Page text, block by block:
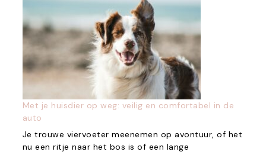
Met je huisdier op weg: veilig en comfortabel in de
auto
Je trouwe viervoeter meenemen op avontuur, of het
nu een ritje naar het bos is of een lange